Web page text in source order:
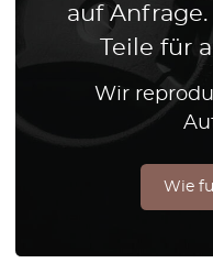
auf
Teile für
Wir
Wie